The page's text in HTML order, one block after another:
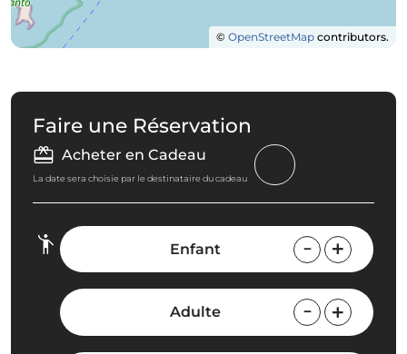
© OpenStreetMap contributors.
Faire une Réservation
Acheter en Cadeau
La date sera choisie par le destinataire du cadeau
Enfant
Adulte